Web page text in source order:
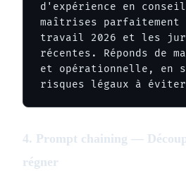
d'expérience en conseil
maîtrises parfaitement
travail 2026 et les
récentes. Réponds de
et opérationnelle, en
risques légaux à
4. Prompt chaining —
régner